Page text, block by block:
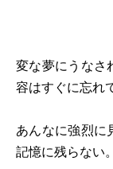
変な夢にうなさ
容はすぐに忘れ
あんなに強烈に
記憶に残らない。